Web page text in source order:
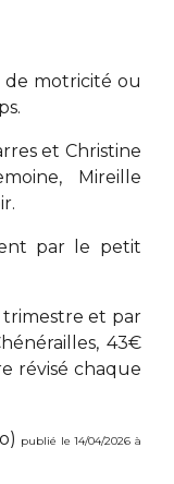
de motricité ou
et Christine
Mireille
par le petit
trimestre et par
43€
révisé chaque
publié le 14/04/2026 à